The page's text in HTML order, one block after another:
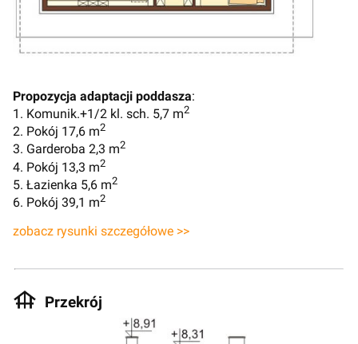
Propozycja adaptacji poddasza:
1. Komunik.+1/2 kl. sch. 5,7 m2
2. Pokój 17,6 m2
3. Garderoba 2,3 m2
4. Pokój 13,3 m2
5. Łazienka 5,6 m2
6. Pokój 39,1 m2
zobacz rysunki szczegółowe >>
Przekrój